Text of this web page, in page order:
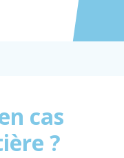
Accéder
cas
?